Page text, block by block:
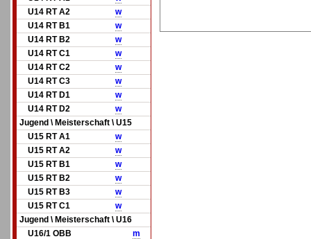
U14 RT A2
w
U14 RT B1
w
U14 RT B2
w
U14 RT C1
w
U14 RT C2
w
U14 RT C3
w
U14 RT D1
w
U14 RT D2
w
Jugend \ Meisterschaft \ U15
U15 RT A1
w
U15 RT A2
w
U15 RT B1
w
U15 RT B2
w
U15 RT B3
w
U15 RT C1
w
Jugend \ Meisterschaft \ U16
U16/1 OBB
m